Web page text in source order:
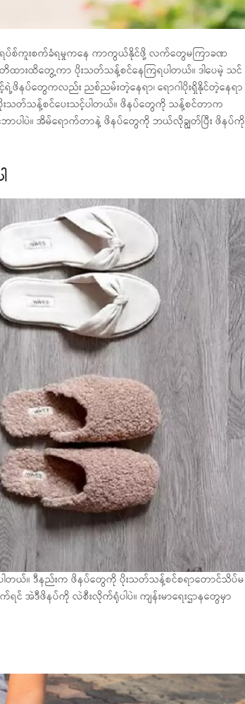
ရပ်စ်ကူးစက်ခံရမှုကနေ ကာကွယ်နိုင်ဖို့ လက်တွေမကြာခဏ
းထိတွေ့ကာ ပိုးသတ်သန့်စင်နေကြရပါတယ်။ ဒါပေမဲ့ သင်
ပ်တွေကလည်း ညစ်ညမ်းတဲ့နေရာ၊ ရောဂါပိုးရှိနိုင်တဲ့နေရာ
းသတ်သန့်စင်ပေးသင့်ပါတယ်။ ဖိနပ်တွေကို သန့်စင်တာက
ပါပဲ။ အိမ်ရောက်တာနဲ့ ဖိနပ်တွေကို ဘယ်လိုချွတ်ပြီး ဖိနပ်ကို
င့်ပါတယ်။ ဒီနည်းက ဖိနပ်တွေကို ပိုးသတ်သန့်စင်စရာတောင်သိပ်မ
ရင် အဲဒီဖိနပ်ကို လဲစီးလိုက်ရုံပါပဲ။ ကျန်းမာရေးဌာနတွေမှာ